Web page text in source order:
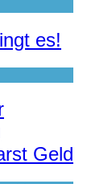
es!
Geld